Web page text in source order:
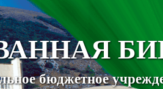
бюджетное